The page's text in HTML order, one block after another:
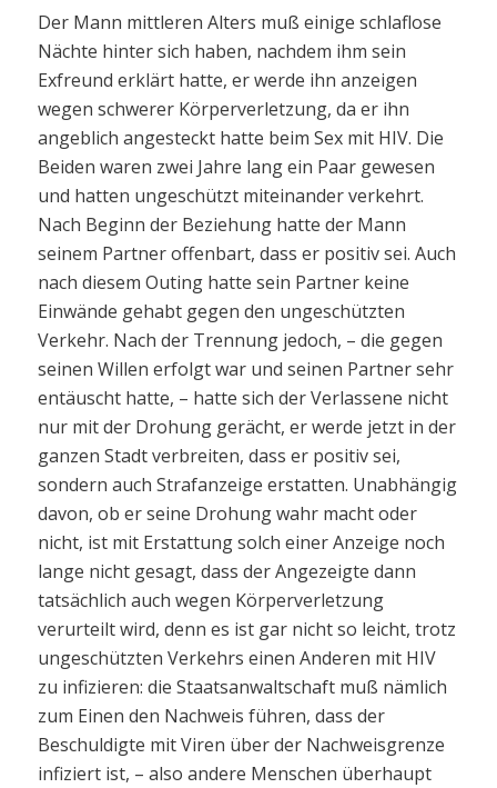
Der Mann mittleren Alters muß einige schlaflose
Nächte hinter sich haben, nachdem ihm sein
Exfreund erklärt hatte, er werde ihn anzeigen
wegen schwerer Körperverletzung, da er ihn
angeblich angesteckt hatte beim Sex mit HIV. Die
Beiden waren zwei Jahre lang ein Paar gewesen
und hatten ungeschützt miteinander verkehrt.
Nach Beginn der Beziehung hatte der Mann
seinem Partner offenbart, dass er positiv sei. Auch
nach diesem Outing hatte sein Partner keine
Einwände gehabt gegen den ungeschützten
Verkehr. Nach der Trennung jedoch, – die gegen
seinen Willen erfolgt war und seinen Partner sehr
entäuscht hatte, – hatte sich der Verlassene nicht
nur mit der Drohung gerächt, er werde jetzt in der
ganzen Stadt verbreiten, dass er positiv sei,
sondern auch Strafanzeige erstatten. Unabhängig
davon, ob er seine Drohung wahr macht oder
nicht, ist mit Erstattung solch einer Anzeige noch
lange nicht gesagt, dass der Angezeigte dann
tatsächlich auch wegen Körperverletzung
verurteilt wird, denn es ist gar nicht so leicht, trotz
ungeschützten Verkehrs einen Anderen mit HIV
zu infizieren: die Staatsanwaltschaft muß nämlich
zum Einen den Nachweis führen, dass der
Beschuldigte mit Viren über der Nachweisgrenze
infiziert ist, – also andere Menschen überhaupt